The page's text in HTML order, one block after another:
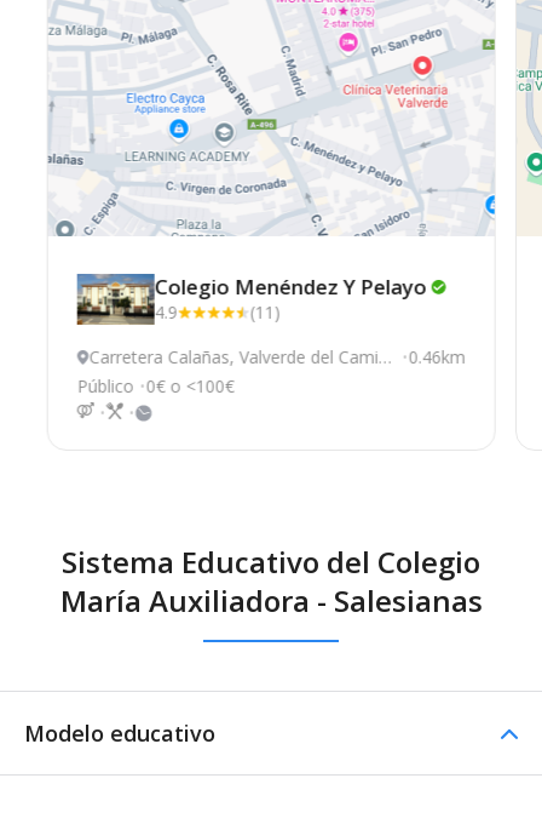
Colegio Menéndez Y Pelayo
4.9
(11)
Carretera Calañas, Valverde del Camin
o
0.46km
Público 0€ o <100€
Sistema Educativo del Colegio
María Auxiliadora - Salesianas
Modelo educativo